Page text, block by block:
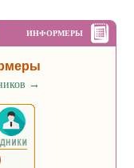
ИНФОРМЕРЫ
→